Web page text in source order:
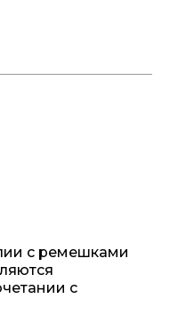
с ремешками
с